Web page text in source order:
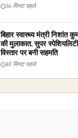
36 मिनट पहले
बिहार स्वास्थ्य मंत्री निशांत
की मुलाकात, सुपर
विस्तार पर बनी सहमति
40 मिनट पहले